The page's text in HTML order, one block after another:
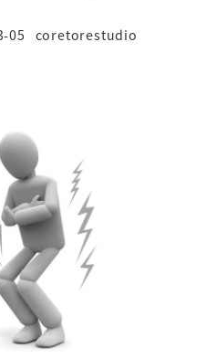
05
著
coretorestudio